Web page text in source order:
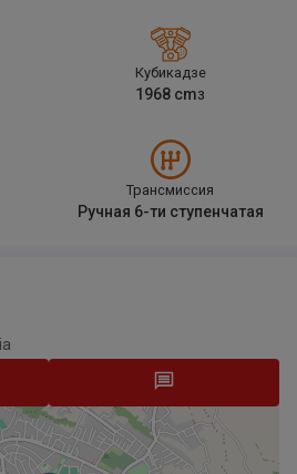
Кубикадзе
1968 cm3
Трансмиссия
Ручная 6-ти ступенчатая